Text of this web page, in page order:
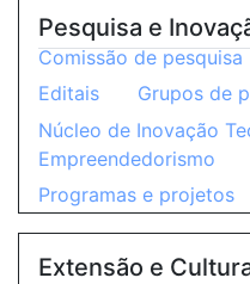
Pesquisa e
Comissão de pesquisa
Editais
Grupos de
Núcleo de Inovação
Empreendedorismo
Programas e projetos
Extensão e